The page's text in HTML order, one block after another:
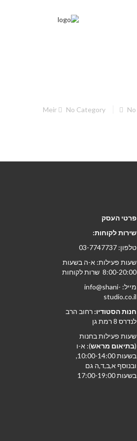
Meir No Category
פרטי העסק
שירות לקוחות:
טלפון: 03-7747737
שעות פעילות: א-ה בשעות
8:00-20:00 שרות לקוחות
מייל: info@shani-
studio.co.il
חנות הסטודיו: רחוב הרב
לנדרס 8 רמת גן
שעות פעילות בחנות
(בתיאום מראש): א-ו
בשעות 10:00-14:00,
ובנוסף א,ב,ד,ה גם
בשעות 17:00-19:00